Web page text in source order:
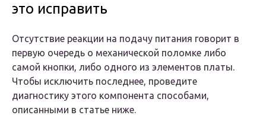
это исправить
Отсутствие реакции на подачу питания говорит в
первую очередь о механической поломке либо
самой кнопки, либо одного из элементов платы.
Чтобы исключить последнее, проведите
диагностику этого компонента способами,
описанными в статье ниже.